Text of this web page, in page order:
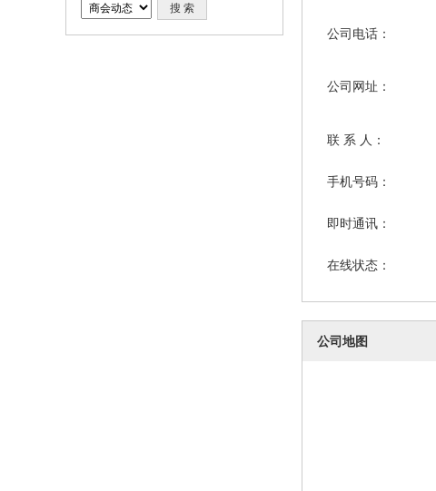
公司电话：
公司网址：
联 系 人：
手机号码：
即时通讯：
在线状态：
公司地图